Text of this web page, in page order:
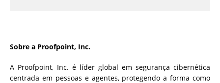
Sobre a Proofpoint, Inc.
A Proofpoint, Inc. é líder global em segurança cibernética
centrada em pessoas e agentes, protegendo a forma como